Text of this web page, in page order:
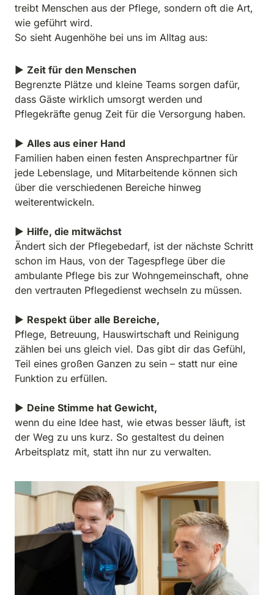
treibt Menschen aus der Pflege, sondern oft die Art,
wie geführt wird.
So sieht Augenhöhe bei uns im Alltag aus:
▶ Zeit für den Menschen
Begrenzte Plätze und kleine Teams sorgen dafür,
dass Gäste wirklich umsorgt werden und
Pflegekräfte genug Zeit für die Versorgung haben.
▶ Alles aus einer Hand
Familien haben einen festen Ansprechpartner für
jede Lebenslage, und Mitarbeitende können sich
über die verschiedenen Bereiche hinweg
weiterentwickeln.
▶ Hilfe, die mitwächst
Ändert sich der Pflegebedarf, ist der nächste Schritt
schon im Haus, von der Tagespflege über die
ambulante Pflege bis zur Wohngemeinschaft, ohne
den vertrauten Pflegedienst wechseln zu müssen.
▶ Respekt über alle Bereiche,
Pflege, Betreuung, Hauswirtschaft und Reinigung
zählen bei uns gleich viel. Das gibt dir das Gefühl,
Teil eines großen Ganzen zu sein – statt nur eine
Funktion zu erfüllen.
▶ Deine Stimme hat Gewicht,
wenn du eine Idee hast, wie etwas besser läuft, ist
der Weg zu uns kurz. So gestaltest du deinen
Arbeitsplatz mit, statt ihn nur zu verwalten.